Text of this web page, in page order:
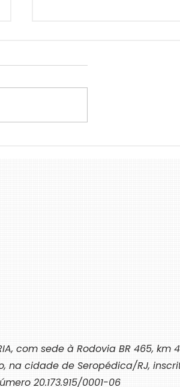
com sede à Rodovia BR 465,
na cidade de Seropédica/RJ,
20.173.915/0001-06